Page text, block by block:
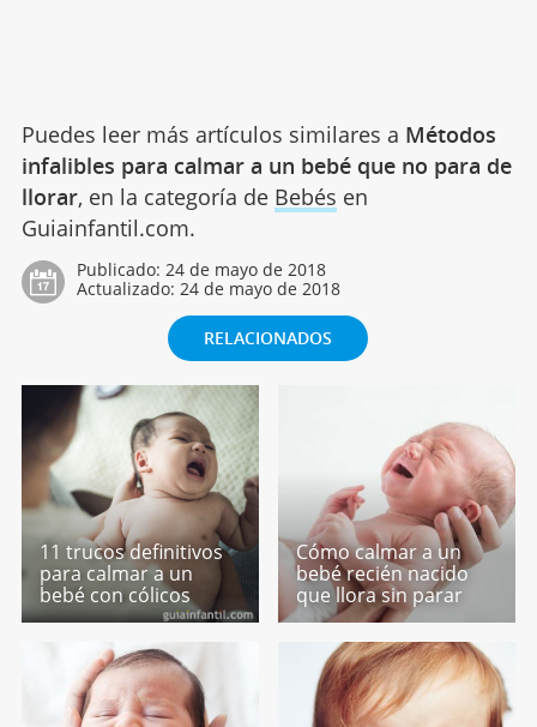
Puedes leer más artículos similares a Métodos
infalibles para calmar a un bebé que no para de
llorar, en la categoría de Bebés en
Guiainfantil.com.
Publicado: 24 de mayo de 2018
Actualizado: 24 de mayo de 2018
RELACIONADOS
11 trucos definitivos
para calmar a un
bebé con cólicos
Cómo calmar a un
bebé recién nacido
que llora sin parar